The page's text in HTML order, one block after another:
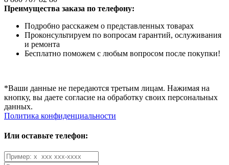
Преимущества заказа по телефону:
Подробно расскажем о представленных товарах
Проконсультируем по вопросам гарантий, ослуживания
и ремонта
Бесплатно поможем с любым вопросом после покупки!
*Ваши данные не передаются третьим лицам. Нажимая на
кнопку, вы даете согласие на обработку своих персональных
данных.
Политика конфиденциальности
Или оставьте телефон: